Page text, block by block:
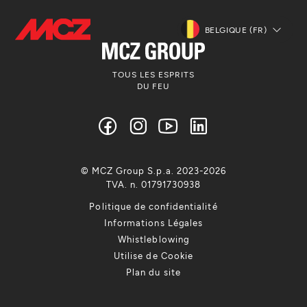
BELGIQUE (FR)
TOUS LES ESPRITS
DU FEU
Politique de confidentialité
Informations Légales
Whistleblowing
Utilise de Cookie
Plan du site
© MCZ Group S.p.a. 2023-2026
TVA. n. 01791730938